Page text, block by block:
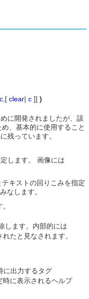
c ,[ clear| c ]] )
に開発されましたが、該
、基本的に使用すること
残っています。
します。 画像には
キストの回りこみを指定
なします。
します。内部的には
たと見なされます。
出力するタグ
に表示されるヘルプ